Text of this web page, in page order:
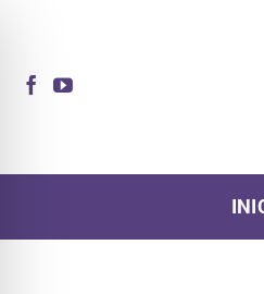
contenido